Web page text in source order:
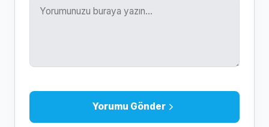
Yorumu Gönder